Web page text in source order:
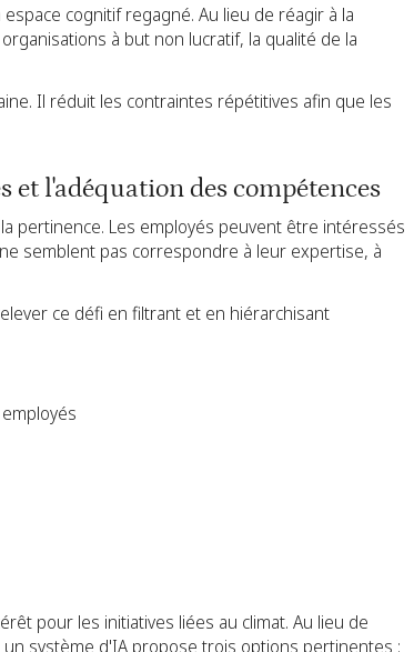
cognitif regagné. Au lieu de réagir à la
à but non lucratif, la qualité de la
Il réduit les contraintes répétitives afin que les
l'adéquation des compétences
pertinence. Les employés peuvent être intéressés
semblent pas correspondre à leur expertise, à
ce défi en filtrant et en hiérarchisant
pour les initiatives liées au climat. Au lieu de
système d'IA propose trois options pertinentes :